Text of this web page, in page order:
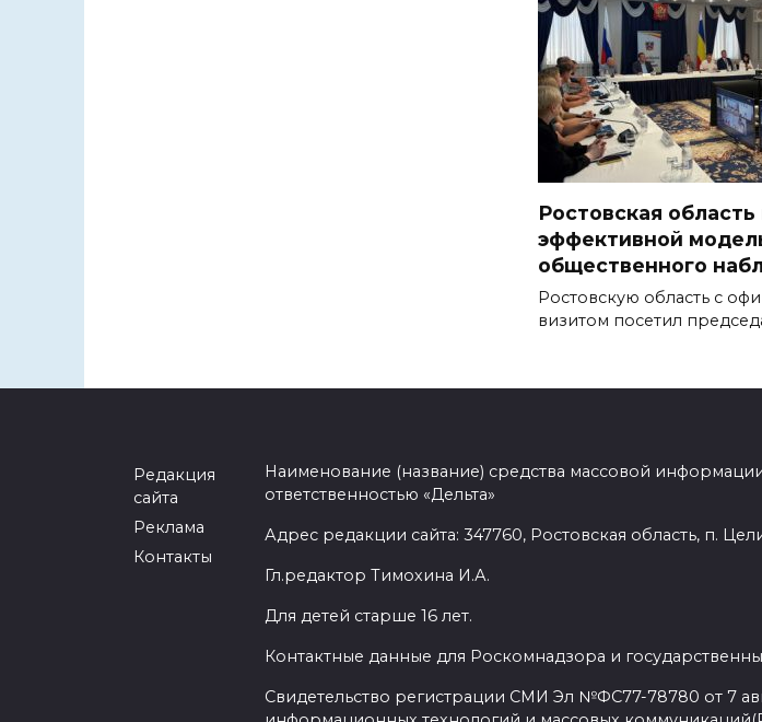
Ростовская область
эффективной
общественного
Ростовскую область с
визитом посетил
Редакция
сайта
Реклама
Контакты
Наименование (название) средства массовой
ответственностью «Дельта»
Адрес редакции сайта: 347760, Ростовская область, п.
Гл.редактор Тимохина И.А.
Для детей старше 16 лет.
Контактные данные для Роскомнадзора и
Свидетельство регистрации СМИ Эл №ФС77-78780 от 7